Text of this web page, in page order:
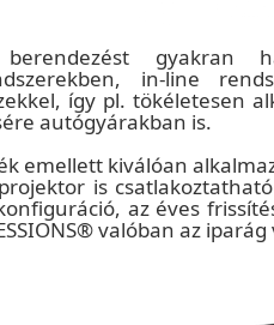
gyakran
in-line
így pl. tökéletesen
autógyárakban is.
emellett kiválóan
is
az éves
valóban az